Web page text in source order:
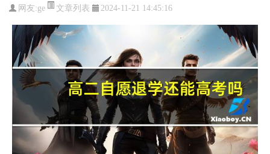
网友:ge 文章列表 2024-11-21 14:45:16